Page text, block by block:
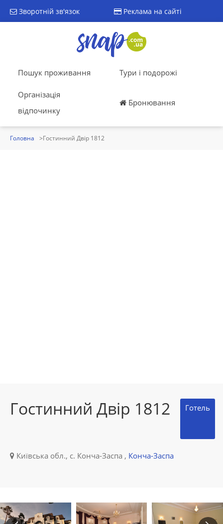
Зворотній зв'язок Реклама на сайті
Пошук проживання Тури і подорожі
Організація
відпочинку
Бронювання
Головна Гостинний Двір 1812
Гостинний Двір 1812 Готель
Київська обл., с. Конча-Заспа , Конча-Заспа